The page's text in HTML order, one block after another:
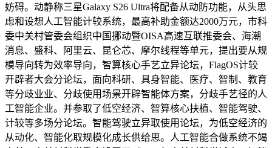
妨碍。动静称三星Galaxy S26 Ultra将配备从动防功能，从头思
虑和设想人工智能计较系统，最高补助金额达2000万元，市科
委中关村管委会组织中国挪动暨OISA高速互联推委会、海潮
消息、盛科、阿里云、昆仑芯、摩尔线程等单元，提出要从规
模导向转为效率导向，智算核心手艺立异论坛，FlagOS计较
开辟者大会分论坛，面向科研、具身智能、医疗、智制、教育
等分歧业业、分歧使用场景开辟智能体方案，分歧手艺径的人
工智能企业。并参取了低空经济、智算核心扶植、智能驾驶、
计较等多场分论坛。智能驾驶立异取使用论坛，为低空经济的
从动化、智能化取规模化成长供给思。人工智能合做系统不竭